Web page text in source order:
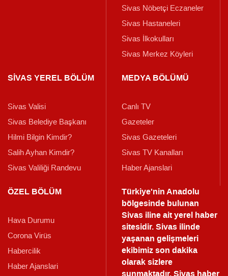
Sivas Nöbetçi Eczaneler
Sivas Hastaneleri
Sivas İlkokulları
Sivas Merkez Köyleri
SİVAS YEREL BÖLÜM
Sivas Valisi
Sivas Belediye Başkanı
Hilmi Bilgin Kimdir?
Salih Ayhan Kimdir?
Sivas Valiliği Randevu
MEDYA BÖLÜMÜ
Canlı TV
Gazeteler
Sivas Gazeteleri
Sivas TV Kanalları
Haber Ajanslari
ÖZEL BÖLÜM
Hava Durumu
Corona Virüs
Habercilik
Haber Ajanslari
Türkiye'nin Anadolu
bölgesinde bulunan
Sivas iline ait yerel haber
sitesidir. Sivas ilinde
yaşanan gelişmeleri
ekibimiz son dakika
olarak sizlere